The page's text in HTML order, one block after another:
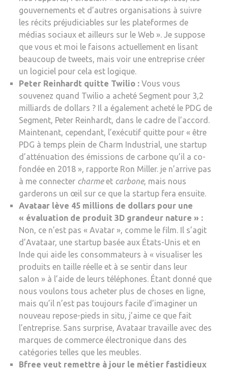
gouvernements et d’autres organisations à suivre
les récits préjudiciables sur les plateformes de
médias sociaux et ailleurs sur le Web ». Je suppose
que vous et moi le faisons actuellement en lisant
beaucoup de tweets, mais voir une entreprise créer
un logiciel pour cela est logique.
Peter Reinhardt quitte Twilio : Vous vous
souvenez quand Twilio a acheté Segment pour 3,2
milliards de dollars ? Il a également acheté le PDG de
Segment, Peter Reinhardt, dans le cadre de l’accord.
Maintenant, cependant, l’exécutif quitte pour « être
PDG à temps plein de Charm Industrial, une startup
d’atténuation des émissions de carbone qu’il a co-
fondée en 2018 », rapporte Ron Miller. je n’arrive pas
à me connecter charmeet carbone, mais nous
garderons un œil sur ce que la startup fera ensuite.
Avataar lève 45 millions de dollars pour une
« évaluation de produit 3D grandeur nature » :
Non, ce n’est pas « Avatar », comme le film. Il s’agit
d’Avataar, une startup basée aux États-Unis et en
Inde qui aide les consommateurs à « visualiser les
produits en taille réelle et à se sentir dans leur
salon » à l’aide de leurs téléphones. Étant donné que
nous voulons tous acheter plus de choses en ligne,
mais qu’il n’est pas toujours facile d’imaginer un
nouveau repose-pieds in situ, j’aime ce que fait
l’entreprise. Sans surprise, Avataar travaille avec des
marques de commerce électronique dans des
catégories telles que les meubles.
Bfree veut remettre à jour le métier fastidieux